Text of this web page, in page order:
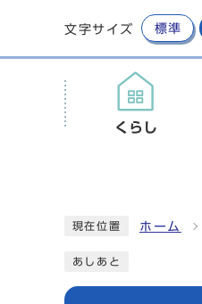
文字サイズ 標準
くらし
現在位置 ホーム
あしあと